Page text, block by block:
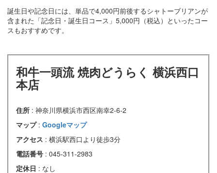
誕生日や記念日には、単品で4,000円前後するシャトーブリアンが
含まれた「記念日・誕生日コース」5,000円（税込）といったコー
スもおすすめです。
和牛一頭流 焼肉どうらく 横浜西口
本店
住所 : 神奈川県横浜市西区南幸2-6-2
マップ : Googleマップ
アクセス : 横浜駅西口より徒歩3分
電話番号 : 045-311-2983
定休日 : なし